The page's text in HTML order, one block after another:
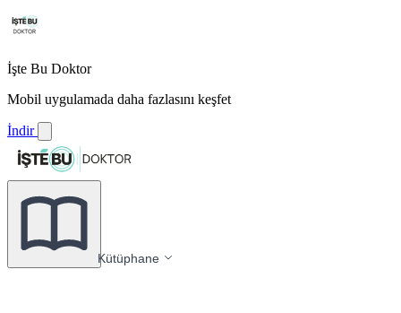
İşte Bu Doktor
Mobil uygulamada daha fazlasını keşfet
İndir
Kütüphane